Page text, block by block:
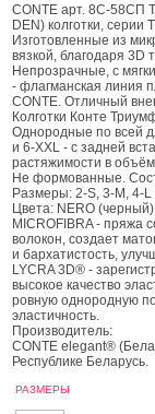
CONTE арт. 8С-58СП
DEN) колготки, серии
Изготовленные из
вязкой, благодаря 3D
Непрозрачные, с
- флагманская линия
CONTE. Отличный
Колготки Конте
Однородные по всей
и 6-XXL - с задней
растяжимости в
Не формованные.
Размеры: 2-S, 3-M, 4-L
Цвета: NERO
MICROFIBRA - пряжа
волокон, создает
и бархатистость,
LYCRA 3D® -
высокое качество
ровную однородную
эластичность.
Производитель:
CONTE elegant®
Республике Беларусь.
РАЗМЕРЫ